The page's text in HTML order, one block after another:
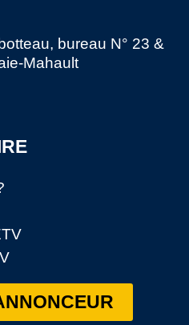
bureau N° 23 &
Mahault